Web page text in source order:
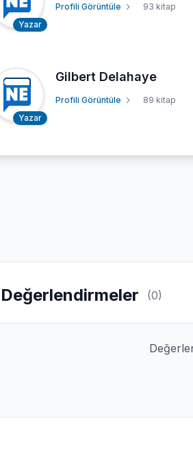
Yazar
Profili Görüntüle 93 kitap
Yazar
Gilbert Delahaye
Profili Görüntüle 89 kitap
Değerlendirmeler (0)